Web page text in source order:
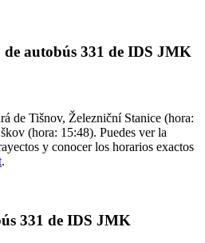
de autobús 331 de IDS JMK
de Tišnov, Železniční Stanice (hora:
(hora: 15:48). Puedes ver la
y conocer los horarios exactos
.
331 de IDS JMK